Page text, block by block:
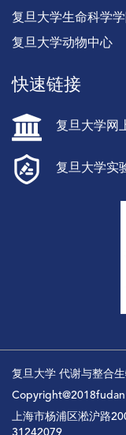
复旦大学生命科学
复旦大学动物中心
快速链接
复旦大学网
复旦大学实
复旦大学 代谢与整合
上海市杨浦区淞沪路
31242079